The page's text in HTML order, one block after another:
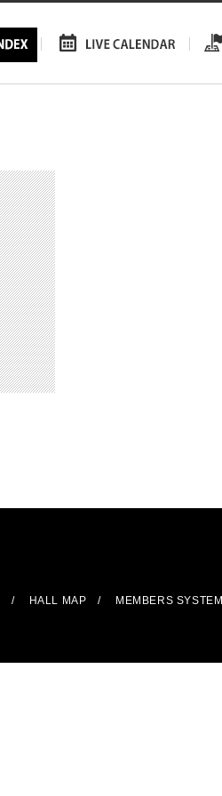
HALL MAP MEMBERS SYSTEM